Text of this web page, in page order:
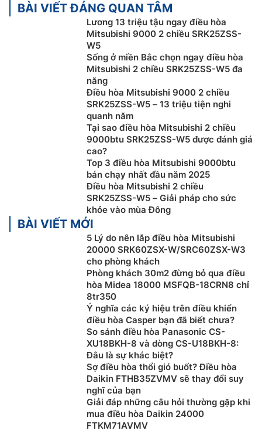
Tấm lọc diệt khuẩn khử mùi Solar
MitsubishiHeavy inverter SRK/SRC25ZSS-
W5 được trang bị lưới lọc khử mùi diệt khuẩn Solar
hiệu quả, cùng hệ thống tự động làm sạch – máy sẽ tự
vệ sinh khô trong vòng 2 giờ, dàn lạnh được làm khô
và hạn chế nấm mốc. Mang đến bầu không khí trong
lành, an toàn cho người sử dụng. Mitsubishi Heavy
SRK/SRC25ZSS-W5 lựa chọn thích hợp cho gia đình
có trẻ nhỏ và người cao tuổi.
Chế độ hoạt động êm
điều hòaMitsubishi Heavy 2 chiều
9000btu inverter SRK/SRC25ZSS-W5, độ ồn dàn nóng
sẽ thấp hơn 3dB (A) so với mức danh định. Tốc độ
máy nén và quạt dàn nóng cũng được đặt ở mức thấp
so với tiêu chuẩn. Bằng cách kết hợp 2 bộ định giờ
bật/tắt máy, bạn có thể cài đặt cho cả 2 thời điểm vận
hành trong 1 ngày. Với một lần cài đặt bộ đinh giờ sẽ
bật hoặc tắt hệ thống ở một thời gian xác định lặp đi
BÀI VIẾT ĐÁNG QUAN TÂM
Lương 13 triệu tậu ngay điều hòa
Mitsubishi 9000 2 chiều SRK25ZSS-
W5
Sống ở miền Bắc chọn ngay điều hòa
Mitsubishi 2 chiều SRK25ZSS-W5 đa
năng
Điều hòa Mitsubishi 9000 2 chiều
SRK25ZSS-W5 – 13 triệu tiện nghi
quanh năm
Tại sao điều hòa Mitsubishi 2 chiều
9000btu SRK25ZSS-W5 được đánh giá
cao?
Top 3 điều hòa Mitsubishi 9000btu
bán chạy nhất đầu năm 2025
Điều hòa Mitsubishi 2 chiều
SRK25ZSS-W5 – Giải pháp cho sức
khỏe vào mùa Đông
BÀI VIẾT MỚI
5 Lý do nên lắp điều hòa Mitsubishi
20000 SRK60ZSX-W/SRC60ZSX-W3
cho phòng khách
Phòng khách 30m2 đừng bỏ qua điều
hòa Midea 18000 MSFQB-18CRN8 chỉ
8tr350
Ý nghĩa các ký hiệu trên điều khiển
điều hòa Casper bạn đã biết chưa?
So sánh điều hòa Panasonic CS-
XU18BKH-8 và dòng CS-U18BKH-8:
Đâu là sự khác biệt?
Sợ điều hòa thổi gió buốt? Điều hòa
Daikin FTHB35ZVMV sẽ thay đổi suy
nghĩ của bạn
Giải đáp những câu hỏi thường gặp khi
mua điều hòa Daikin 24000
FTKM71AVMV